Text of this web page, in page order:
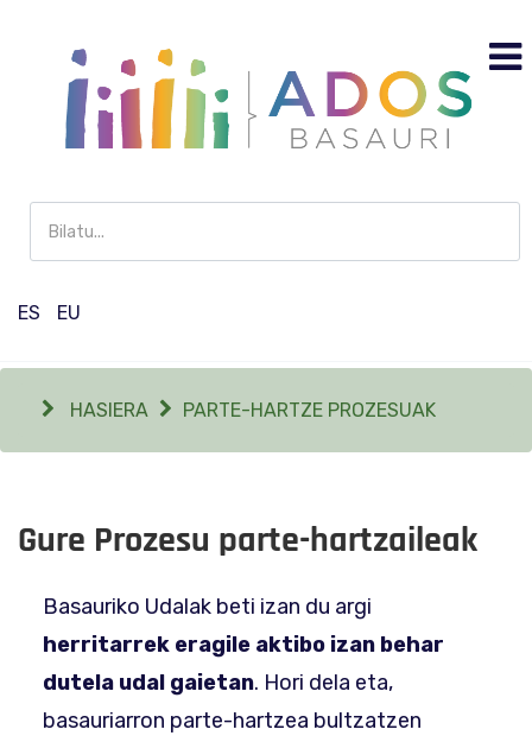
ES
EU
HASIERA PARTE-HARTZE PROZESUAK
Gure Prozesu parte-hartzaileak
Basauriko Udalak beti izan du argi
herritarrek eragile aktibo izan behar
dutela udal gaietan. Hori dela eta,
basauriarron parte-hartzea bultzatzen